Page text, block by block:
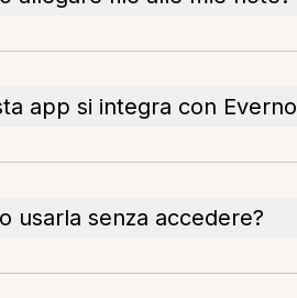
app si integra con
usarla senza accedere?